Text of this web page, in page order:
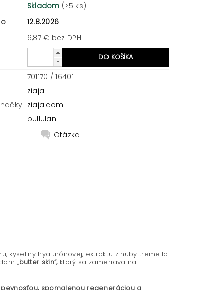
Skladom (>5 ks)
12.8.2026
6,87 € bez DPH
701170 / 16401
ziaja
ziaja.com
pullulan
Otázka
kyseliny hyalurónovej, extraktu z huby tremella
„butter skin“,ktorý sa zameriava na